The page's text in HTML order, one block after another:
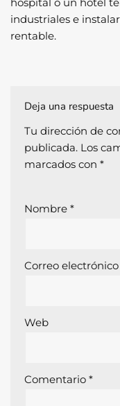
industriales e
rentable.
Deja una respuesta
Tu dirección de
publicada. Los
marcados con *
Nombre *
Correo electrónico
Web
Comentario *